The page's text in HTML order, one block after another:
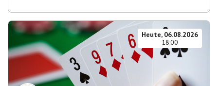
Heute, 06.08.2026
18:00